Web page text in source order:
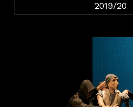
2019/20